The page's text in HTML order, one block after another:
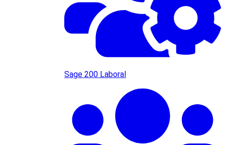
Sage 200 Laboral